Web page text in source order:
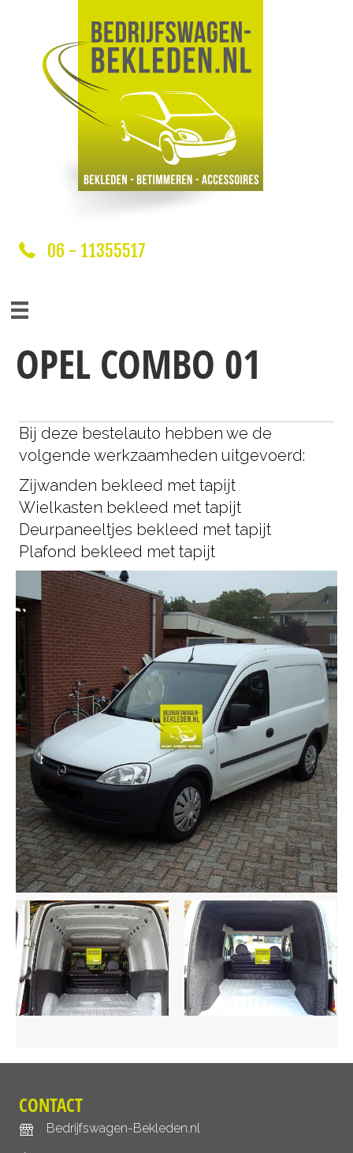
06 - 11355517
OPEL COMBO 01
Bij deze bestelauto hebben we de
volgende werkzaamheden uitgevoerd:
Zijwanden bekleed met tapijt
Wielkasten bekleed met tapijt
Deurpaneeltjes bekleed met tapijt
Plafond bekleed met tapijt
CONTACT
Bedrijfswagen-Bekleden.nl